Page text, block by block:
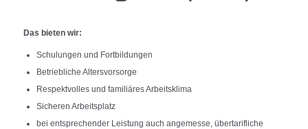
Das bieten wir:
Schulungen und Fortbildungen
Betriebliche Altersvorsorge
Respektvolles und familiäres Arbeitsklima
Sicheren Arbeitsplatz
bei entsprechender Leistung auch angemesse, übertarifliche